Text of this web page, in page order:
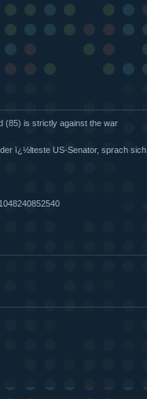
(85) is strictly against the war
ï¿½lteste US-Senator, sprach sich